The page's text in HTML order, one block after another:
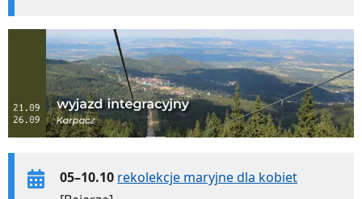
05–10.10 rekolekcje maryjne dla kobiet